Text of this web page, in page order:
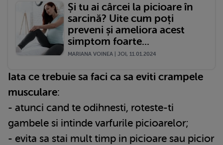
Și tu ai cârcei la picioare în
sarcină? Uite cum poți
preveni și ameliora acest
simptom foarte...
MARIANA VOINEA | JOI, 11.01.2024
Iata ce trebuie sa faci ca sa eviti crampele
musculare:
- atunci cand te odihnesti, roteste-ti
gambele si intinde varfurile picioarelor;
- evita sa stai mult timp in picioare sau picior